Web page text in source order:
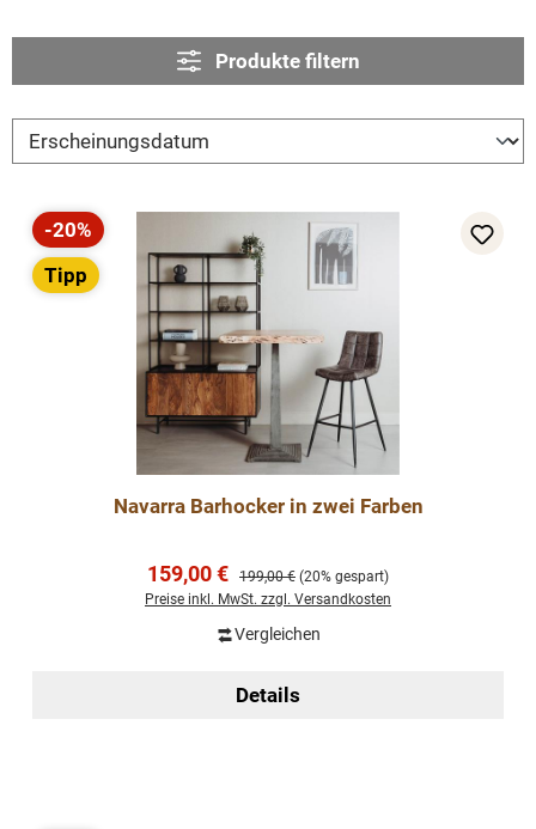
Produkte filtern
Rabatt
-20%
Tipp
Navarra Barhocker in zwei Farben
Verkaufspreis:
159,00 € Regulärer Preis:
199,00 € (20% gespart)
Preise inkl. MwSt. zzgl. Versandkosten
Vergleichen
Details